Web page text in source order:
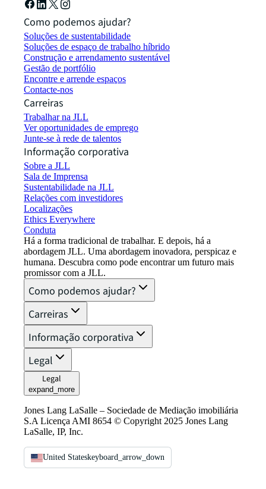
Como podemos ajudar?
Soluções de sustentabilidade
Soluções de espaço de trabalho híbrido
Construção e arrendamento sustentável
Gestão de portfólio
Encontre e arrende espaços
Contacte-nos
Carreiras
Trabalhar na JLL
Ver oportunidades de emprego
Junte-se à rede de talentos
Informação corporativa
Sobre a JLL
Sala de Imprensa
Sustentabilidade na JLL
Relações com investidores
Localizações
Ethics Everywhere
Conduta
Há a forma tradicional de trabalhar. E depois, há a
abordagem JLL. Uma abordagem inovadora, perspicaz e
humana. Descubra como pode encontrar um futuro mais
promissor com a JLL.
Como podemos ajudar?
Carreiras
Informação corporativa
Legal
Legal
expand_more
Jones Lang LaSalle – Sociedade de Mediação imobiliária
S.A Licença AMI 8654 © Copyright 2025 Jones Lang
LaSalle, IP, Inc.
United Stateskeyboard_arrow_down